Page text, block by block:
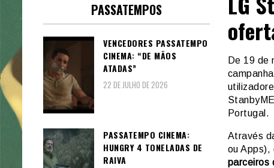
De 19 de
Portugal.
Através
ou Apps),
parceiros
PASSATEMPOS
VENCEDORES PASSATEMPO
CINEMA: “DE MÃOS
ATADAS”
22 DE JULHO DE 2026
PASSATEMPO CINEMA:
HUNGRY 4 TONELADAS DE
RAIVA